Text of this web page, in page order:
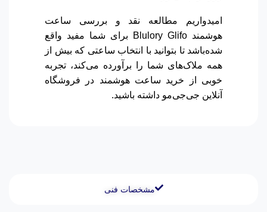
مشخصات فنی
امیدواریم مطالعه نقد و بررسی ساعت
هوشمند Blulory Glifo برای شما مفید واقع
شده‌باشد تا بتوانید با انتخاب ساعتی که بیش از
همه ملاک‌های شما را برآورده می‌کند، تجربه
خوبی از خرید ساعت هوشمند در فروشگاه
آنلاین جی‌جی‌مو داشته باشید.